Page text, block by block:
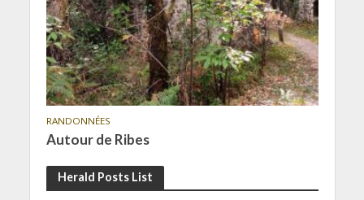
RANDONNÉES
Autour de Ribes
Herald Posts List